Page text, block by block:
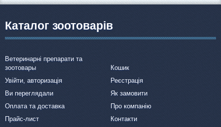
Каталог зоотоварів
Ветеринарні препарати та
зоотовары
Кошик
Увійти, авторизація
Реєстрація
Ви переглядали
Як замовити
Оплата та доставка
Про компанію
Прайс-лист
Контакти